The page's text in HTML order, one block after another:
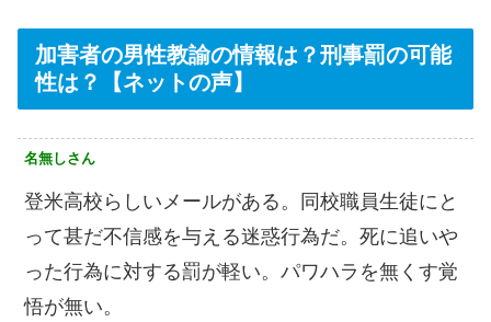
加害者の男性教諭の情報は？刑事罰の可能
性は？【ネットの声】
名無しさん
登米高校らしいメールがある。同校職員生徒にと
って甚だ不信感を与える迷惑行為だ。死に追いや
った行為に対する罰が軽い。パワハラを無くす覚
悟が無い。